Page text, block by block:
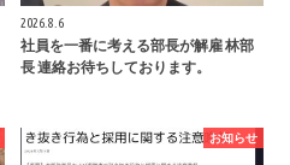
2026.8.6
社員を一番に考える部長が解雇 林部
長 連絡お待ちしております。
お知らせ